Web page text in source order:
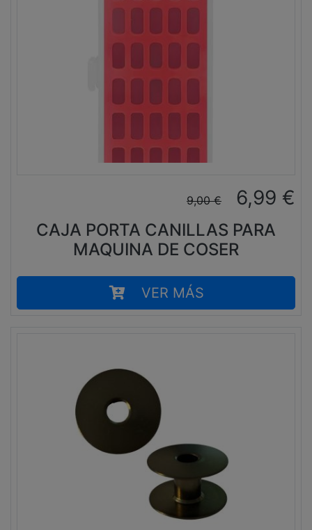
9,00 € 6,99 €
CAJA PORTA CANILLAS PARA
MAQUINA DE COSER
VER MÁS